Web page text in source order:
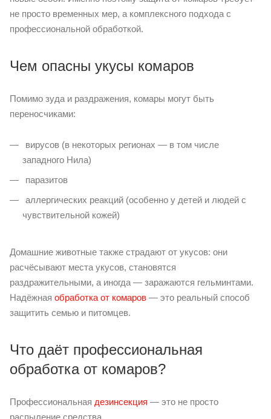
не просто временных мер, а комплексного подхода с
профессиональной обработкой.
Чем опасны укусы комаров
Помимо зуда и раздражения, комары могут быть
переносчиками:
вирусов (в некоторых регионах — в том числе
западного Нила)
паразитов
аллергических реакций (особенно у детей и людей с
чувствительной кожей)
Домашние животные также страдают от укусов: они
расчёсывают места укусов, становятся
раздражительными, а иногда — заражаются гельминтами.
Надёжная обработка от комаров — это реальный способ
защитить семью и питомцев.
Что даёт профессиональная
обработка от комаров?
Профессиональная дезинсекция — это не просто
распыление средства.